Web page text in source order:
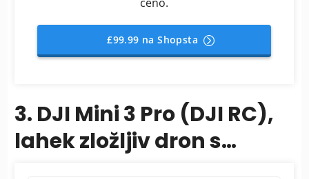
ceno.
£99.99 na Shopsta
3. DJI Mini 3 Pro (DJI RC),
lahek zložljiv dron s